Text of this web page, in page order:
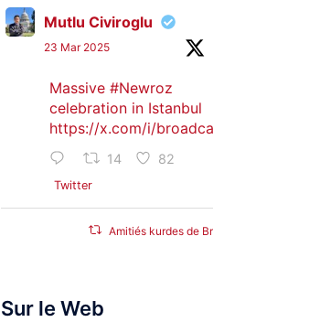
Mutlu Civiroglu
23 Mar 2025
Massive #Newroz
celebration in Istanbul
https://x.com/i/broadcasts/
14 82
Twitter
Amitiés kurdes de Bretagne
25 Jan 2025
Sur le Web